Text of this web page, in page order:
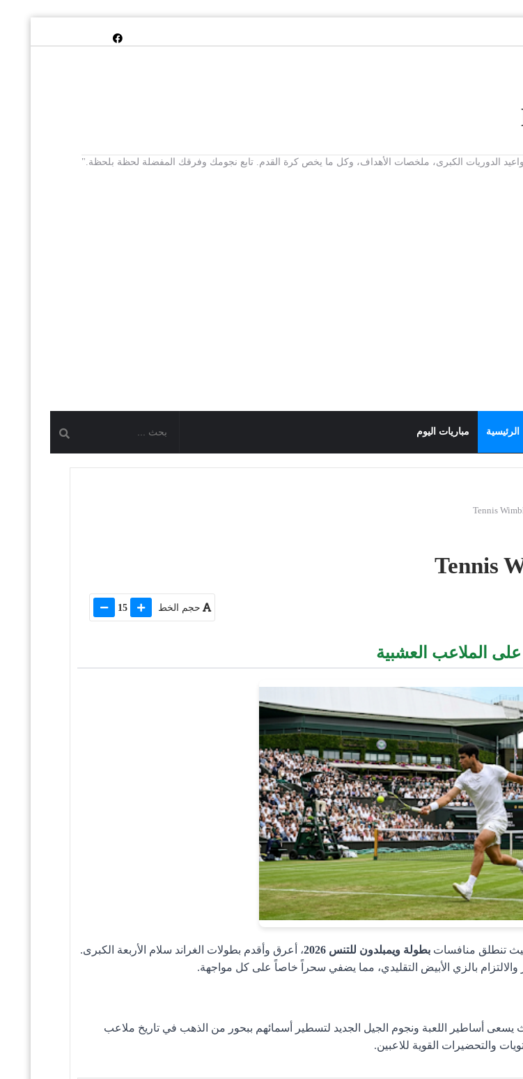
الدوريات الكبرى، ملخصات الأهداف، وكل ما يخص كرة القدم. تابع نجومك وفرقك المفضلة لحظة بلحظة."
الرئيسية مباريات اليوم
حجم الخط 15
حيث تنطلق منافساتبطولة ويمبلدون للتنس 2026
، أعرق وأقدم بطولات الغراند سلام الأربعة الكبرى.
بالزي الأبيض التقليدي، مما يضفي سحراً خاصاً على كل مواجهة.
أساطير اللعبة ونجوم الجيل الجديد لتسطير أسمائهم ببحور من الذهب في تاريخ ملاعب
والتحضيرات القوية للاعبين.